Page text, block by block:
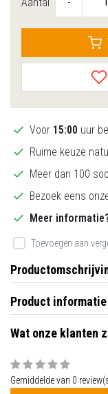
Voor 15:00 uur
Ruime keuze
Meer dan 100
Bezoek eens
Meer
Toevoegen aan
Product informatie
Wat onze klanten
Gemiddelde van 0